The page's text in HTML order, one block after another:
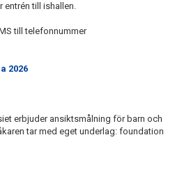
entrén till ishallen.
till telefonnummer
2026
erbjuder ansiktsmålning för barn och
tar med eget underlag: foundation